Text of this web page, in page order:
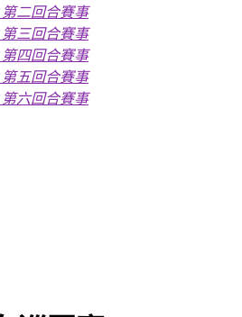
第二回合賽事
第三回合賽事
第四回合賽事
第五回合賽事
第六回合賽事